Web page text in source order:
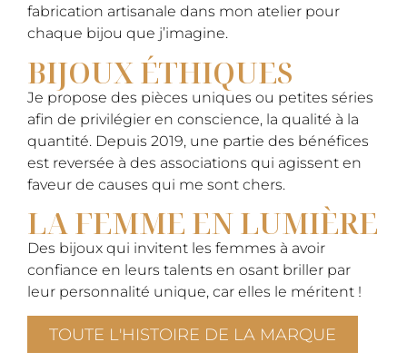
fabrication artisanale dans mon atelier pour
chaque bijou que j’imagine.
BIJOUX ÉTHIQUES
Je propose des pièces uniques ou petites séries
afin de privilégier en conscience, la qualité à la
quantité. Depuis 2019, une partie des bénéfices
est reversée à des associations qui agissent en
faveur de causes qui me sont chers.
LA FEMME EN LUMIÈRE
Des bijoux qui invitent les femmes à avoir
confiance en leurs talents en osant briller par
leur personnalité unique, car elles le méritent !
TOUTE L'HISTOIRE DE LA MARQUE